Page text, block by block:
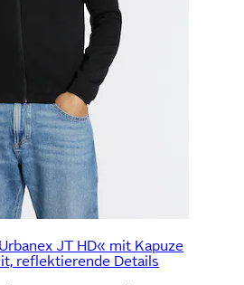
JT HD« mit Kapuze
reflektierende Details